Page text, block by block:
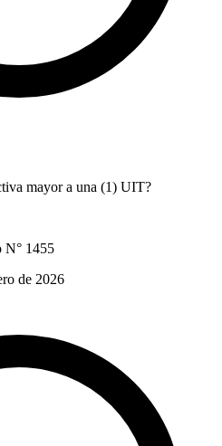
mayor a una (1) UIT?
N° 1455
de 2026